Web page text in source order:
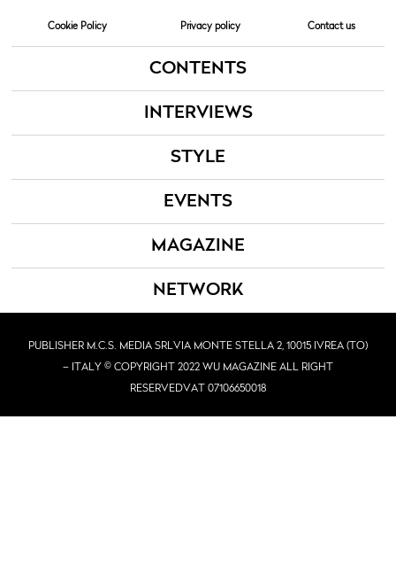
Cookie Policy Privacy policy Contact us
CONTENTS
INTERVIEWS
STYLE
EVENTS
MAGAZINE
NETWORK
PUBLISHER M.C.S. MEDIA SRL VIA MONTE STELLA 2, 10015 IVREA (TO)
– ITALY © COPYRIGHT 2022 WU MAGAZINE ALL RIGHT
RESERVEDVAT 07106650018